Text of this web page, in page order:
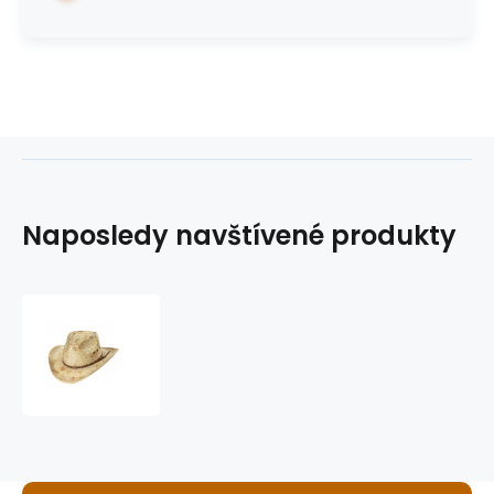
Naposledy navštívené produkty